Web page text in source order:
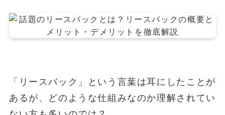
「リースバック」という言葉は耳にしたことが
あるが、どのような仕組みなのか理解されてい